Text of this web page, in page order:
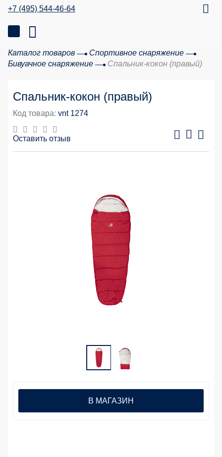
+7 (495) 544-46-64
Каталог товаров
Спортивное снаряжение
Бивуачное снаряжение
Спальник-кокон (правый)
Спальник-кокон (правый)
Код товара: vnt 1274
Оставить отзыв
В МАГАЗИН